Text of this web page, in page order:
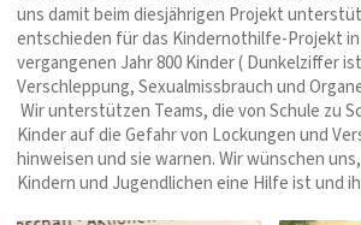
uns damit beim diesjährigen Projekt
entschieden für das Kindernothilfe-Projekt
vergangenen Jahr 800 Kinder ( Dunkelziffer
Verschleppung, Sexualmissbrauch und
Wir unterstützen Teams, die von Schule zu
Kinder auf die Gefahr von Lockungen und
hinweisen und sie warnen. Wir wünschen
Kindern und Jugendlichen eine Hilfe ist und